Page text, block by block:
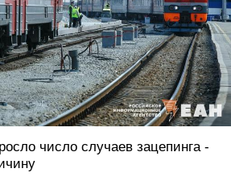
число случаев зацепинга -